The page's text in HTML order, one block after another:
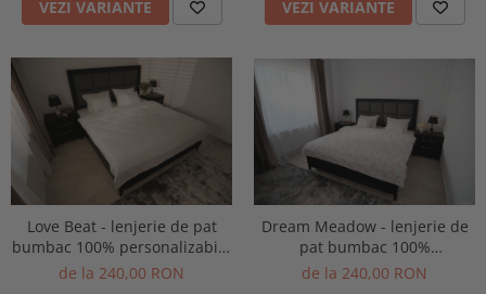
VEZI VARIANTE VEZI VARIANTE
Love Beat - lenjerie de pat
bumbac 100% personalizabila
pe dimensiuni
de la 240,00 RON
Dream Meadow - lenjerie de
pat bumbac 100%
personalizabila pe dimensiuni
de la 240,00 RON